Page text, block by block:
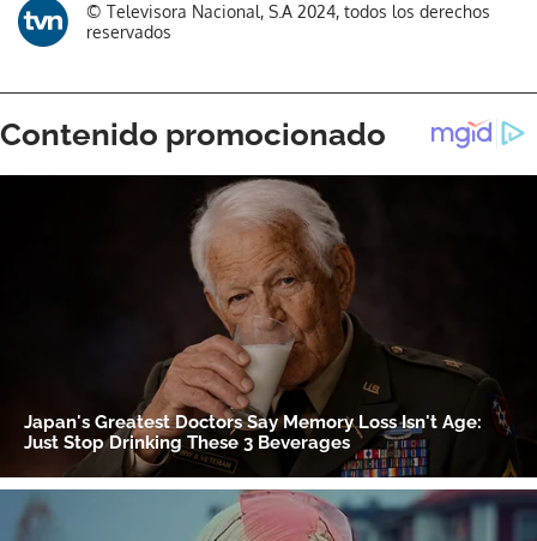
© Televisora Nacional, S.A 2024, todos los derechos
reservados